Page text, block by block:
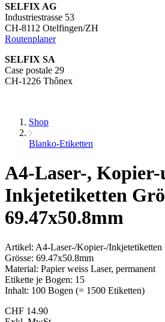
SELFIX AG
Industriestrasse 53
CH-8112 Otelfingen/ZH
Routenplaner
SELFIX SA
Case postale 29
CH-1226 Thônex
Shop
Blanko-Etiketten
A4-Laser-, Kopier-
Inkjetetiketten
69.47x50.8mm
Artikel: A4-Laser-/Kopier-/Inkjetetiketten
Grösse: 69.47x50.8mm
Material: Papier weiss Laser, permanent
Etikette je Bogen: 15
Inhalt: 100 Bogen (= 1500 Etiketten)
CHF 14.90